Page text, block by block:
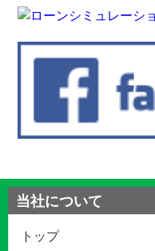
当社について
トップ